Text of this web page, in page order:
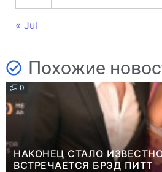
« Jul
Похожие
0
НАКОНЕЦ СТАЛО
ВСТРЕЧАЕТСЯ БРЭД ПИТТ